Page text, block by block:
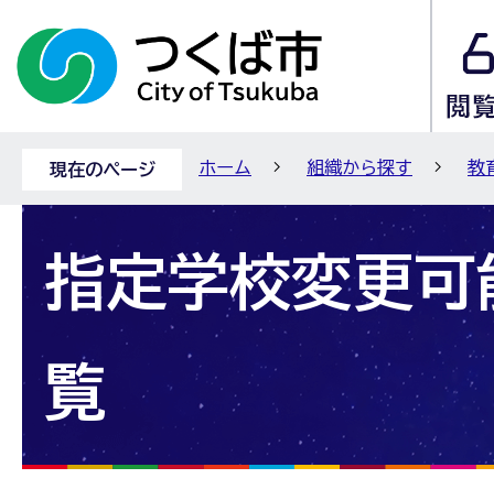
現在のページ ホーム 組織から探す 教
指定学校変更可
覧